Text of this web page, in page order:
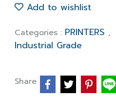
Add to wishlist
Categories : PRINTERS ,
Industrial Grade
Share